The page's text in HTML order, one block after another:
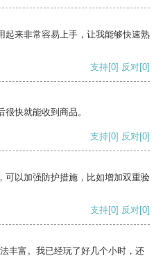
起来非常容易上手，让我能够快速熟
支持[0] 反对[0]
快就能收到商品。
支持[0] 反对[0]
可以加强防护措施，比如增加双重验
支持[0] 反对[0]
丰富。我已经玩了好几个小时，还